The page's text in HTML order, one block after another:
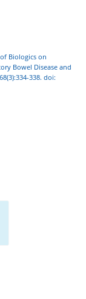
Biologics on
Bowel Disease and
338. doi: